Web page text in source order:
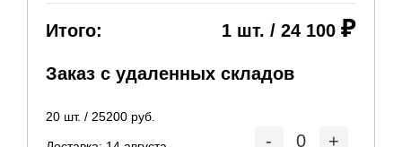
Итого: 1 шт. / 24 100
Заказ с удаленных складов
20 шт. / 25200 руб.
- 0 +